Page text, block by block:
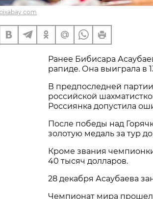
pixabay.com
Ранее Бибисара
рапиде. Она выиграла в
В предпоследней
российской
Россиянка допустила
После победы над
золотую медаль за тур
Кроме звания
40 тысяч долларов.
28 декабря Асаубаева
Чемпионат мира прошел